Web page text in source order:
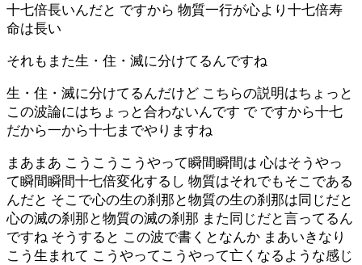
十七倍長いんだと ですから 物質一行が心より十七倍寿
命は長い
それもまた生・住・滅に分けてるんですね
生・住・滅に分けてるんだけど こちらの説明はちょっと
この波論にはちょっと合わないんです で ですから十七
だから一から十七までやりますね
まあまあ こうこうこうやって瞬間瞬間は 心はそうやっ
て瞬間瞬間十七倍変化するし 物質はそれでもそこである
んだと そこで心の生の刹那と物質の生の刹那は同じだと
心の滅の刹那と物質の滅の刹那 また同じだと言ってるん
ですね そうすると この波で書くとなんか まあいきなり
こう生まれて こうやってこうやって亡くなるような感じ